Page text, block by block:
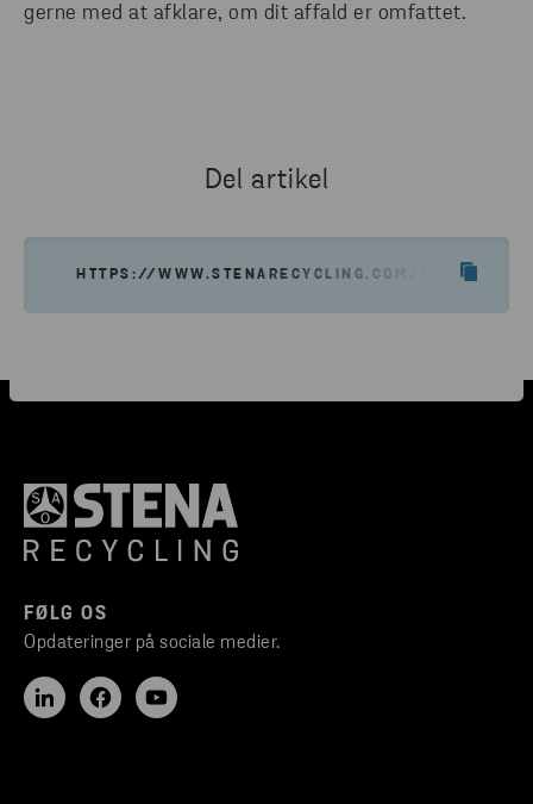
gerne med at afklare, om dit affald er omfattet.
Del artikel
HTTPS://WWW.STENARECYCLING.COM/DA/
FØLG OS
Opdateringer på sociale medier.